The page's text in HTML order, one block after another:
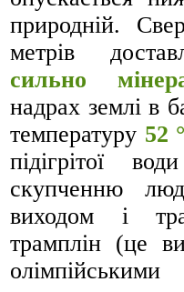
природній.
метрів
сильно
надрах землі в
температуру 52
підігрітої
скупченню
виходом і
трамплін (це